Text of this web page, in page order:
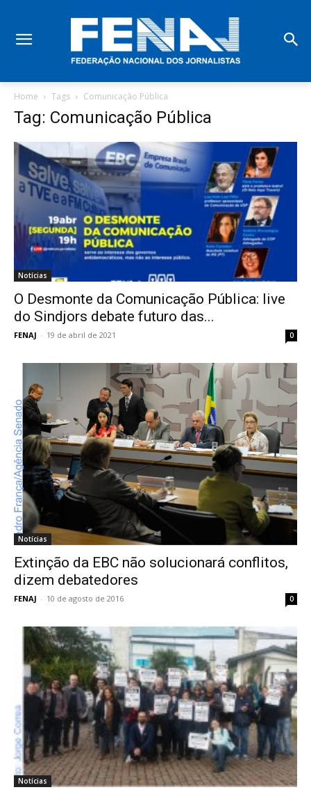
Home Tags Comunicação Pública
Tag: Comunicação Pública
Notícias
O Desmonte da Comunicação Pública: live
do Sindjors debate futuro das...
FENAJ - 19 de abril de 2021 0
Notícias
Extinção da EBC não solucionará conflitos,
dizem debatedores
FENAJ - 10 de agosto de 2016 0
Notícias